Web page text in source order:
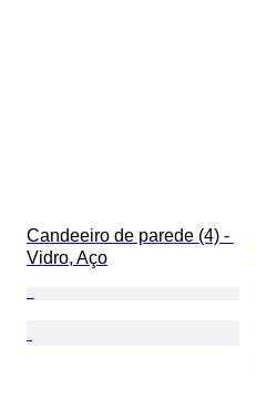
Candeeiro de parede (4) -
Vidro, Aço